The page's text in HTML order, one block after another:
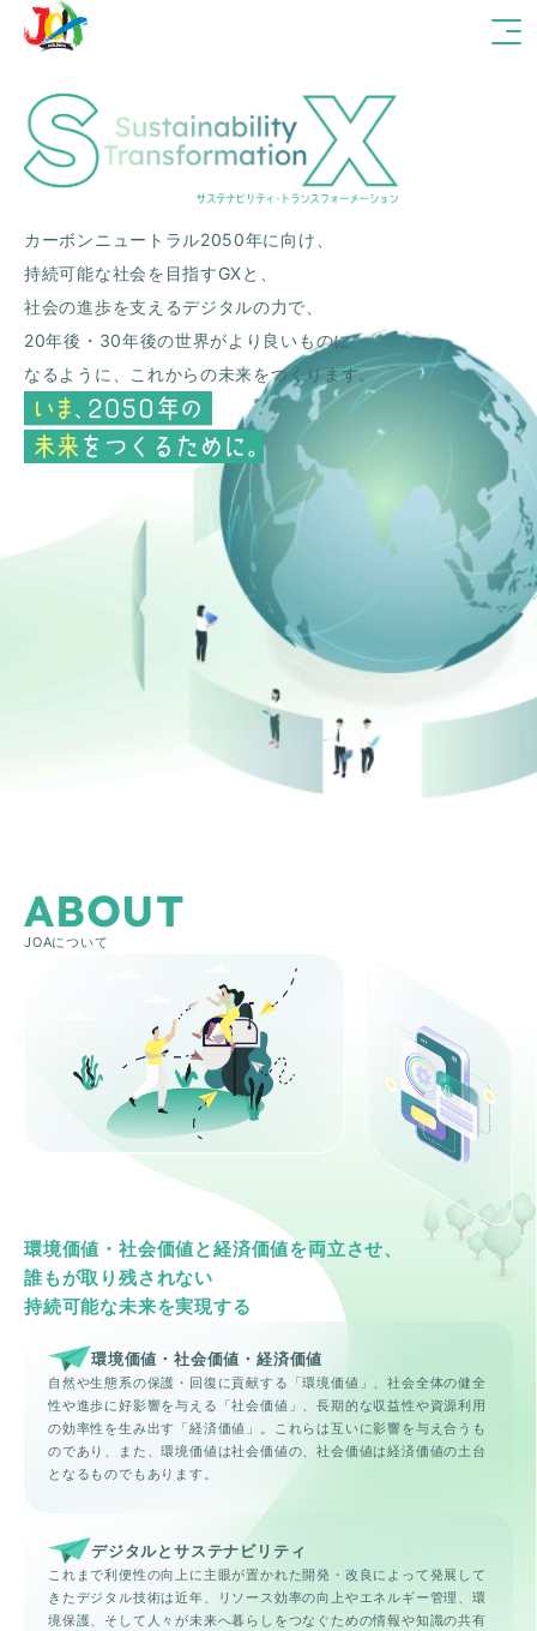
カーボンニュートラル2050年に向け、
持続可能な社会を目指すGXと、
社会の進歩を支えるデジタルの力で、
20年後・30年後の世界がより良いものに
なるように、
これからの未来をつくります。
ABOUT
JOAについて
環境価値・社会価値と経済価値を両立させ、
誰もが取り残されない
持続可能な未来を実現する
環境価値・社会価値・経済価値
自然や生態系の保護・回復に貢献する「環境価値」、社会全体の健全
性や進歩に好影響を与える「社会価値」、長期的な収益性や資源利用
の効率性を生み出す「経済価値」。これらは互いに影響を与え合うも
のであり、また、環境価値は社会価値の、社会価値は経済価値の土台
となるものでもあります。
デジタルとサステナビリティ
これまで利便性の向上に主眼が置かれた開発・改良によって発展して
きたデジタル技術は近年、リソース効率の向上やエネルギー管理、環
境保護、そして人々が未来へ暮らしをつなぐための情報や知識の共有